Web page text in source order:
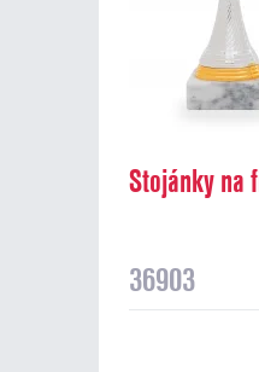
Stojánky na
36903